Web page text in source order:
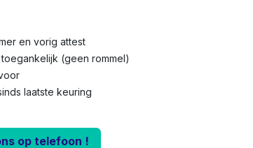
en vorig attest
(geen rommel)
laatste keuring
op telefoon !